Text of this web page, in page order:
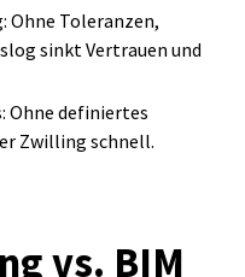
Ohne Toleranzen,
sinkt Vertrauen und
Ohne definiertes
Zwilling schnell.
vs. BIM